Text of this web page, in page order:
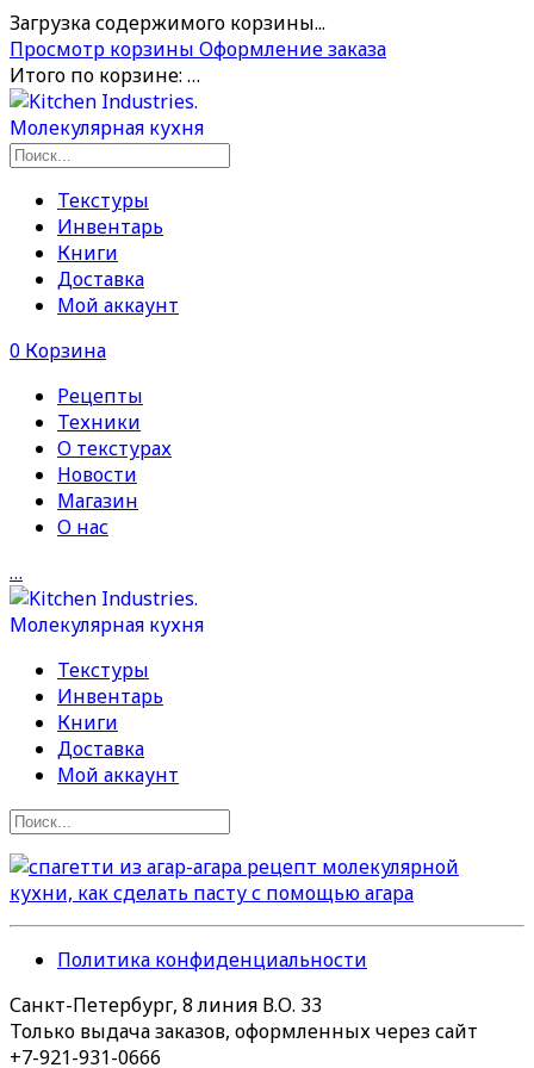
Загрузка содержимого корзины...
Просмотр корзины Оформление заказа
Итого по корзине: …
Текстуры
Инвентарь
Книги
Доставка
Мой аккаунт
0 Корзина
Рецепты
Техники
О текстурах
Новости
Магазин
О нас
…
Текстуры
Инвентарь
Книги
Доставка
Мой аккаунт
Политика конфиденциальности
Санкт-Петербург, 8 линия В.О. 33
Только выдача заказов, оформленных через сайт
+7-921-931-0666